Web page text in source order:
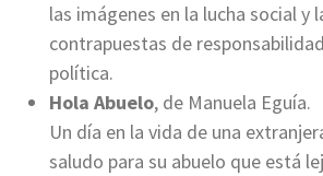
las imágenes en la lucha social y
contrapuestas de
política.
Hola Abuelo, de Manuela Eguía.
Un día en la vida de una
saludo para su abuelo que está